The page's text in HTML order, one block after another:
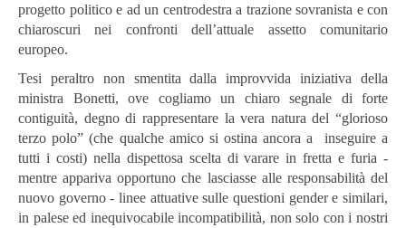
progetto politico e ad un centrodestra a trazione sovranista e con
chiaroscuri nei confronti dell’attuale assetto comunitario
europeo.
Tesi peraltro non smentita dalla improvvida iniziativa della
ministra Bonetti, ove cogliamo un chiaro segnale di forte
contiguità, degno di rappresentare la vera natura del “glorioso
terzo polo” (che qualche amico si ostina ancora a inseguire a
tutti i costi) nella dispettosa scelta di varare in fretta e furia -
mentre appariva opportuno che lasciasse alle responsabilità del
nuovo governo - linee attuative sulle questioni gender e similari,
in palese ed inequivocabile incompatibilità, non solo con i nostri